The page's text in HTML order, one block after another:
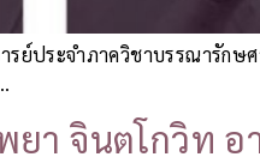
รย์ประจำภาควิชาบรรณารั
า จินตโกวิท